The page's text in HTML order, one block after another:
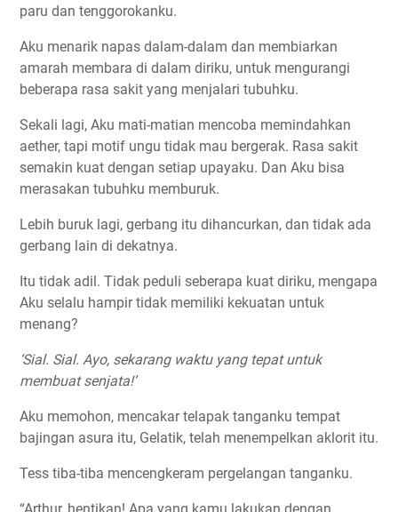
paru dan tenggorokanku.
Aku menarik napas dalam-dalam dan membiarkan
amarah membara di dalam diriku, untuk mengurangi
beberapa rasa sakit yang menjalari tubuhku.
Sekali lagi, Aku mati-matian mencoba memindahkan
aether, tapi motif ungu tidak mau bergerak. Rasa sakit
semakin kuat dengan setiap upayaku. Dan Aku bisa
merasakan tubuhku memburuk.
Lebih buruk lagi, gerbang itu dihancurkan, dan tidak ada
gerbang lain di dekatnya.
Itu tidak adil. Tidak peduli seberapa kuat diriku, mengapa
Aku selalu hampir tidak memiliki kekuatan untuk
menang?
‘Sial. Sial. Ayo, sekarang waktu yang tepat untuk
membuat senjata!’
Aku memohon, mencakar telapak tanganku tempat
bajingan asura itu, Gelatik, telah menempelkan aklorit itu.
Tess tiba-tiba mencengkeram pergelangan tanganku.